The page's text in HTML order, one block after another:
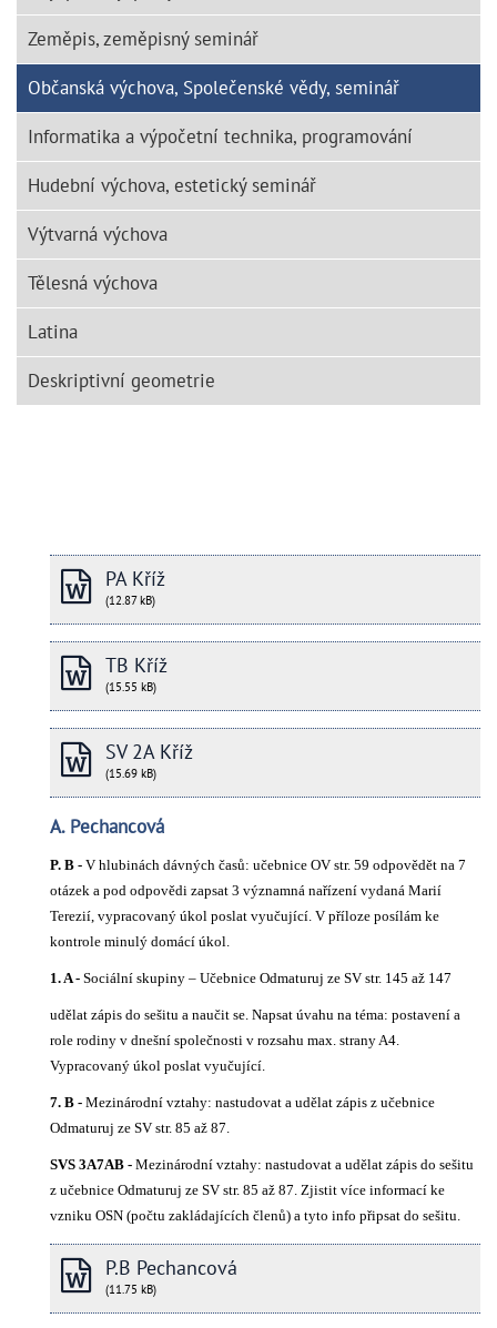
Zeměpis, zeměpisný seminář
Občanská výchova, Společenské vědy, seminář
Informatika a výpočetní technika, programování
Hudební výchova, estetický seminář
Výtvarná výchova
Tělesná výchova
Latina
Deskriptivní geometrie
PA Kříž
(12.87 kB)
TB Kříž
(15.55 kB)
SV 2A Kříž
(15.69 kB)
A. Pechancová
P. B - V hlubinách dávných časů: učebnice OV str. 59 odpovědět na 7
otázek a pod odpovědi zapsat 3 významná nařízení vydaná Marií
Terezií, vypracovaný úkol poslat vyučující. V příloze posílám ke
kontrole minulý domácí úkol.
1. A - Sociální skupiny – Učebnice Odmaturuj ze SV str. 145 až 147
udělat zápis do sešitu a naučit se. Napsat úvahu na téma: postavení a
role rodiny v dnešní společnosti v rozsahu max. strany A4.
Vypracovaný úkol poslat vyučující.
7. B - Mezinárodní vztahy: nastudovat a udělat zápis z učebnice
Odmaturuj ze SV str. 85 až 87.
SVS 3A7AB - Mezinárodní vztahy: nastudovat a udělat zápis do sešitu
z učebnice Odmaturuj ze SV str. 85 až 87. Zjistit více informací ke
vzniku OSN (počtu zakládajících členů) a tyto info připsat do sešitu.
P.B Pechancová
(11.75 kB)